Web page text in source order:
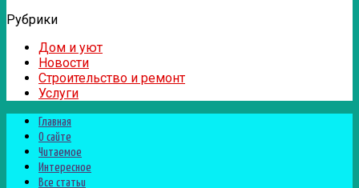
Рубрики
Дом и уют
Новости
Строительство и ремонт
Услуги
Главная
О сайте
Читаемое
Интересное
Все статьи